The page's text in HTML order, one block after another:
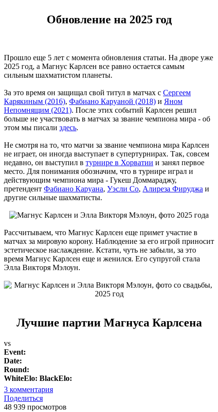
Обновление на 2025 год
Прошло еще 5 лет с момента обновления статьи. На дворе уже
2025 год, а Магнус Карлсен все равно остается самым
сильным шахматистом планеты.
За это время он защищал свой титул в матчах с Сергеем
Карякиным (2016), Фабиано Каруаной (2018) и Яном
Непомнящим (2021). После этих событий Карлсен решил
больше не участвовать в матчах за звание чемпиона мира - об
этом мы писали здесь.
Не смотря на то, что матчи за звание чемпиона мира Карлсен
не играет, он иногда выступает в супертурнирах. Так, совсем
недавно, он выступил в турнире в Хорватии и занял первое
место. Для понимания обозначим, что в турнире играл и
действующим чемпиона мира - Гукеш Доммараджу,
претендент Фабиано Каруана, Уэсли Со, Алиреза Фируджа и
другие сильные шахматисты.
Рассчитываем, что Магнус Карлсен еще примет участие в
матчах за мировую корону. Наблюдение за его игрой приносит
эстетическое наслаждение. Кстати, чуть не забыли, за это
время Магнус Карлсен еще и женился. Его супругой стала
Элла Викторя Мэлоун.
Лучшие партии Магнуса Карлсена
vs
Event:
Date:
Round:
WhiteElo: BlackElo:
3 комментария
Поделиться
48 939 просмотров